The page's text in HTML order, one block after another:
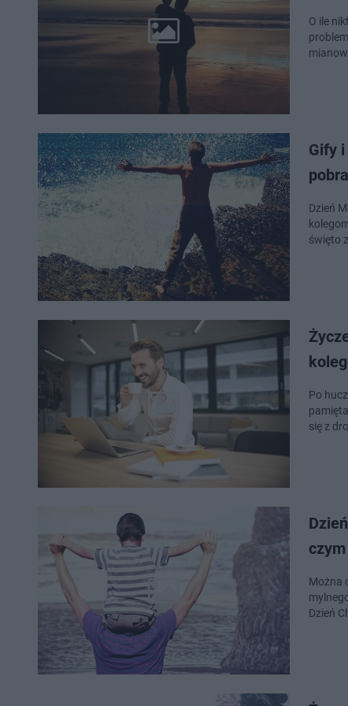
O ile
Gify
Dzień
święto
Po
się z
Można
Dzień